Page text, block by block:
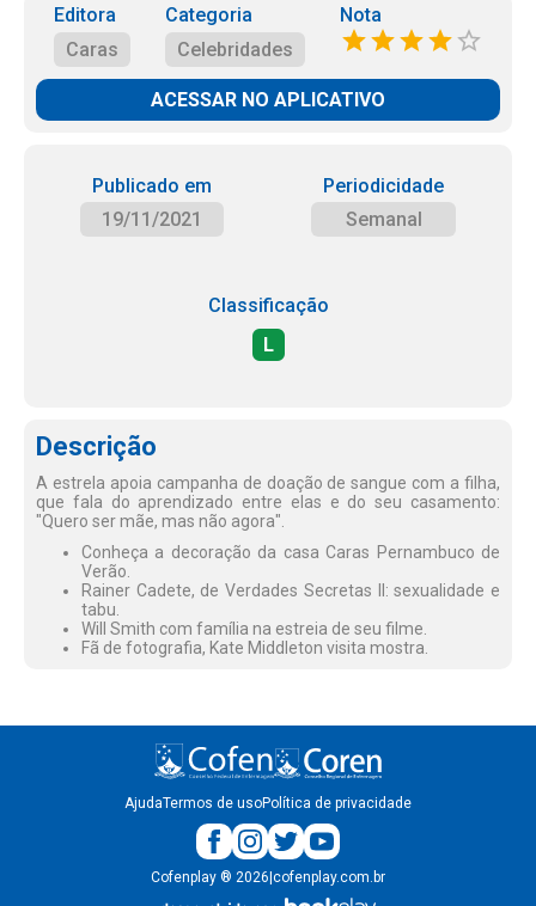
Editora
Caras
Categoria
Celebridades
Nota
ACESSAR NO APLICATIVO
Publicado em
19/11/2021
Periodicidade
Semanal
Classificação
L
Descrição
A estrela apoia campanha de doação de sangue com a filha,
que fala do aprendizado entre elas e do seu casamento:
"Quero ser mãe, mas não agora".
Conheça a decoração da casa Caras Pernambuco de
Verão.
Rainer Cadete, de Verdades Secretas II: sexualidade e
tabu.
Will Smith com família na estreia de seu filme.
Fã de fotografia, Kate Middleton visita mostra.
AjudaTermos de usoPolítica de privacidade
Cofenplay ® 2026 cofenplay.com.br